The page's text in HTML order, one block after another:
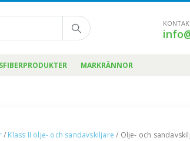
MARKRÄNNOR
/ Klass II olje- och sandavskiljare / Olje- och